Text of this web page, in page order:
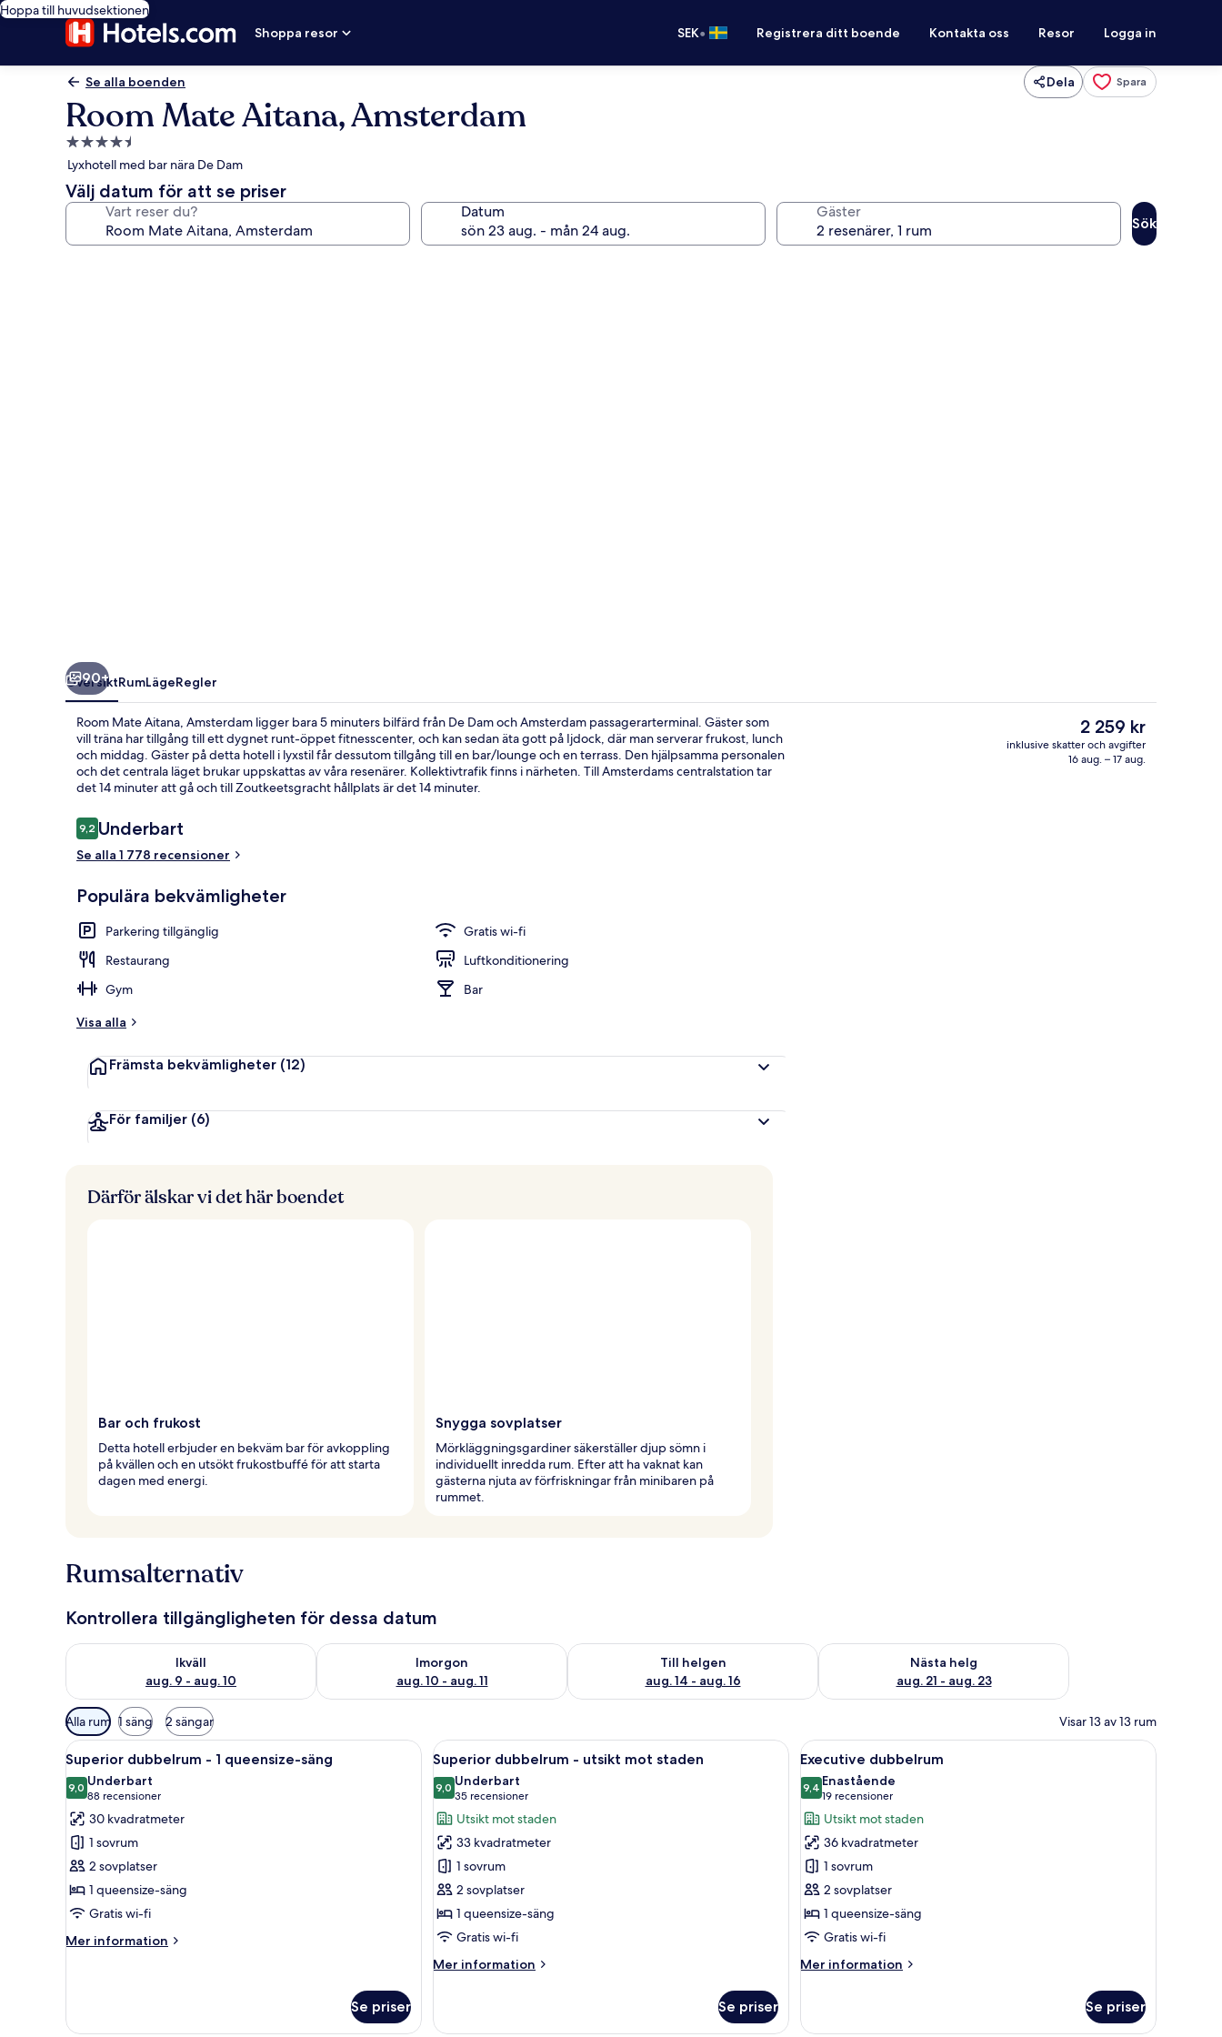
Hoppa till huvudsektionen
Shoppa resor
SEK• Registrera ditt boende Kontakta oss Resor Logga in
Se alla boenden Dela Spara
Room Mate Aitana, Amsterdam
4.5-
stjärnigt
boende
Lyxhotell med bar nära De Dam
Välj datum för att se priser
Vart reser du? Datum Gäster
Sök
Exteriör
90+
ÖversiktRumLägeRegler
Room Mate Aitana, Amsterdam ligger bara 5 minuters bilfärd från De Dam och Amsterdam passagerarterminal. Gäster som
vill träna har tillgång till ett dygnet runt-öppet fitnesscenter, och kan sedan äta gott på Ijdock, där man serverar frukost, lunch
och middag. Gäster på detta hotell i lyxstil får dessutom tillgång till en bar/lounge och en terrass. Den hjälpsamma personalen
och det centrala läget brukar uppskattas av våra resenärer. Kollektivtrafik finns i närheten. Till Amsterdams centralstation tar
det 14 minuter att gå och till Zoutkeetsgracht hållplats är det 14 minuter.
Recensioner
9,29,2 av 10,
Underbart
Se alla 1 778 recensioner
Populära bekvämligheter
Parkering tillgänglig
Gratis wi-fi
Restaurang
Luftkonditionering
Gym
Bar
Visa alla
Främsta bekvämligheter (12)
För familjer (6)
Det
nuvarande
priset
2 259 kr
inklusive skatter och avgifter
16 aug. – 17 aug.
Därför älskar vi det här boendet
Bar och frukost
Detta hotell erbjuder en bekväm bar för avkoppling
på kvällen och en utsökt frukostbuffé för att starta
dagen med energi.
Snygga sovplatser
Mörkläggningsgardiner säkerställer djup sömn i
individuellt inredda rum. Efter att ha vaknat kan
gästerna njuta av förfriskningar från minibaren på
rummet.
Rumsalternativ
Kontrollera tillgängligheten för dessa datum
Ikväll
aug. 9 - aug. 10
Kontrollera tillgängligheten för ikväll aug. 9 - aug. 10
Imorgon
aug. 10 - aug. 11
Kontrollera tillgängligheten för imorgon aug. 10 - aug. 11
Till helgen
aug. 14 - aug. 16
Kontrollera tillgängligheten för den här helgen aug. 14 - aug. 16
Nästa helg
aug. 21 - aug. 23
Kontrollera tillgängligheten för nästa helg aug. 21 - aug. 23
Tillgängliga
filter
för
rum
Alla rum 1 säng 2 sängar Visar 13 av 13 rum
Öppna
alla
foton
för
Superior
dubbelrum
-
1
queensize-
säng
Ett modernt hotellrum med en stor säng, ett skrivbord och utsikt över en byggnad genom fönstret.
11
Superior dubbelrum - 1 queensize-säng
9,09,0 av 10
Underbart
88 recensioner
(88 recensioner)
30 kvadratmeter
1 sovrum
2 sovplatser
1 queensize-säng
Gratis wi-fi
Mer information
Mer
-
Se priser
Öppna
alla
foton
för
Superior
dubbelrum
-
utsikt
mot
staden
Ett modernt hotellrum med en stor säng, ett skrivbord, en stol och en TV.
7
Superior dubbelrum - utsikt mot staden
9,09,0 av 10
Underbart
35 recensioner
(35 recensioner)
Utsikt mot staden
33 kvadratmeter
1 sovrum
2 sovplatser
1 queensize-säng
Gratis wi-fi
Mer information
Mer
dubbelrum
Se priser
Öppna
alla
foton
för
Executive
dubbelrum
Ett modernt hotellrum med en stor säng,
10
Executive dubbelrum
9,49,4 av 10
Enastående
19 recensioner
(19 recensioner)
Utsikt mot staden
36 kvadratmeter
1 sovrum
2 sovplatser
1 queensize-säng
Gratis wi-fi
Mer information
Mer
dubbelrum
Se priser